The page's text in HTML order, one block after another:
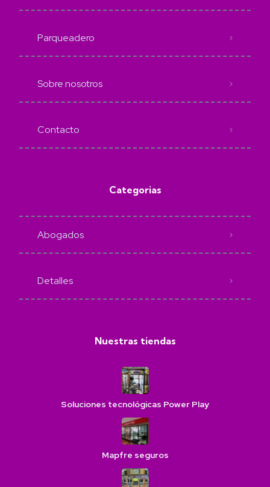
Parqueadero
Sobre nosotros
Contacto
Categorias
Abogados
Detalles
Nuestras tiendas
Soluciones tecnológicas Power Play
Mapfre seguros